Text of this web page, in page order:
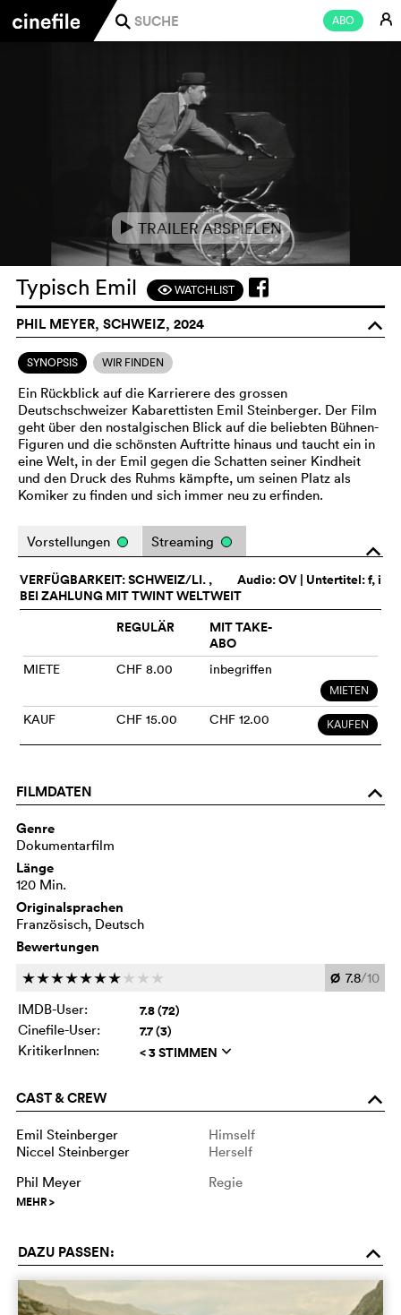
ABO E
j
e TRAILER ABSPIELEN
Typisch Emil FWATCHLIST
PHIL MEYER, SCHWEIZ, 2024 o
SYNOPSIS WIR FINDEN
Ein Rückblick auf die Karrierere des grossen
Deutschschweizer Kabarettisten Emil Steinberger. Der Film
geht über den nostalgischen Blick auf die beliebten Bühnen-
Figuren und die schönsten Auftritte hinaus und taucht ein in
eine Welt, in der Emil gegen die Schatten seiner Kindheit
und den Druck des Ruhms kämpfte, um seinen Platz als
Komiker zu finden und sich immer neu zu erfinden.
o
Vorstellungen Streaming
Audio:OV | Untertitel: f, i
VERFÜGBARKEIT: SCHWEIZ/LI. ,
BEI ZAHLUNG MIT TWINT WELTWEIT
REGULÄR
MIT TAKE-
ABO
MIETE CHF 8.00 inbegriffen
MIETEN
KAUF CHF 15.00 CHF 12.00 KAUFEN
FILMDATEN o
Genre
Dokumentarfilm
Länge
120 Min.
Originalsprachen
Französisch, Deutsch
Bewertungen
ccccccc c c c Ø 7.8/10
IMDB-User:
7.8 (72)
Cinefile-User: 7.7 (3)
KritikerInnen: < 3 STIMMEN q
CAST & CREW o
Emil Steinberger
Himself
Niccel Steinberger
Herself
Phil Meyer
Regie
MEHR>
DAZU PASSEN: o